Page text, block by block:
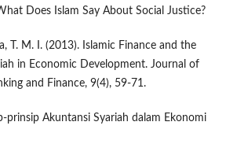
Does Islam Say About Social Justice?
T. M. I. (2013). Islamic Finance and the
in Economic Development. Journal of
and Finance, 9(4), 59-71.
prinsip Akuntansi Syariah dalam Ekonomi